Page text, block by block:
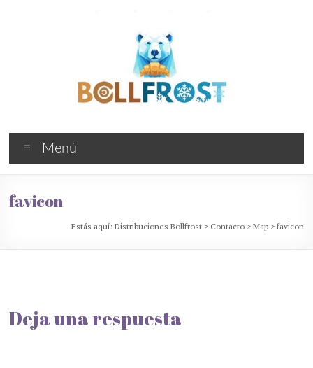
Distribuciones
Bollfrost
Bollería
industrial
Menú
favicon
Estás aquí: Distribuciones Bollfrost> Contacto> Map> favicon
Deja una respuesta